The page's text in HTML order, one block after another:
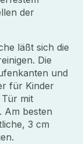
der
läßt sich die
Die
und
für Kinder
mit
Am besten
3 cm